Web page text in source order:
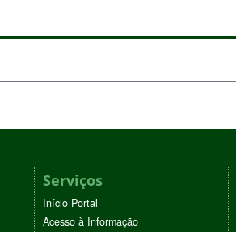
Serviços
Início Portal
Acesso à Informação